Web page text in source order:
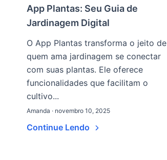
App Plantas: Seu Guia de
Jardinagem Digital
O App Plantas transforma o jeito de
quem ama jardinagem se conectar
com suas plantas. Ele oferece
funcionalidades que facilitam o
cultivo...
Amanda · novembro 10, 2025
Continue Lendo